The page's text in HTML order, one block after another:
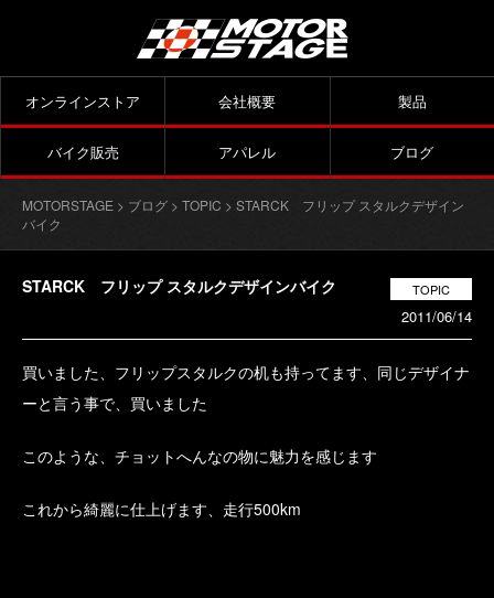
オンラインストア 会社概要 製品
バイク販売 アパレル ブログ
MOTORSTAGE > ブログ > TOPIC > STARCK フリップ スタルクデザイン
バイク
STARCK フリップ スタルクデザインバイク TOPIC
2011/06/14
買いました、フリップスタルクの机も持ってます、同じデザイナ
ーと言う事で、買いました
このような、チョットへんなの物に魅力を感じます
これから綺麗に仕上げます、走行500km